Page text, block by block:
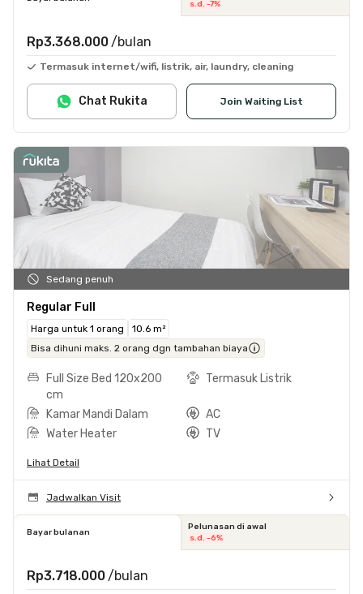
s.d. -7%
Rp3.368.000 /bulan
Termasuk internet/wifi, listrik, air, laundry, cleaning
Join Waiting List
Chat Rukita
Sedang penuh
Regular Full
Harga untuk 1 orang
10.6 m²
Bisa dihuni maks. 2 orang dgn tambahan biaya
Full Size Bed 120x200
cm
Termasuk Listrik
Kamar Mandi Dalam
AC
Water Heater
TV
Lihat Detail
Jadwalkan Visit
Bayar bulanan
Pelunasan di awal
s.d. -6%
Rp3.718.000 /bulan